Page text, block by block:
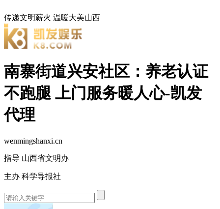
传递文明薪火 温暖大美山西
南寨街道兴安社区：养老认证
不跑腿 上门服务暖人心-凯发
代理
wenmingshanxi.cn
指导 山西省文明办
主办 科学导报社